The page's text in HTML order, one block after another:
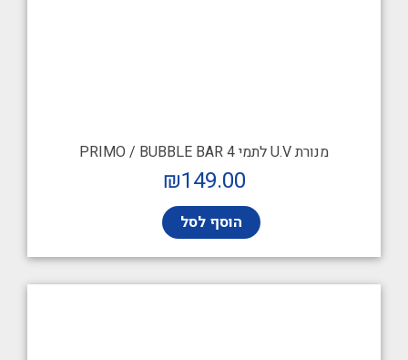
מנורת U.V לתמי 4 PRIMO / BUBBLE BAR
₪149.00
הוסף לסל